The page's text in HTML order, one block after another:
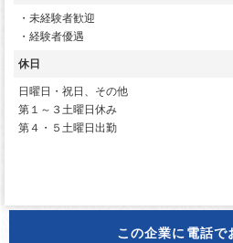
・未経験者歓迎
・経験者優遇
休日
日曜日・祝日、その他
第１～３土曜日休み
第４・５土曜日出勤
この企業に電話で